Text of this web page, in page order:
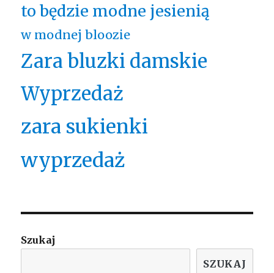
to będzie modne jesienią
w modnej bloozie
Zara bluzki damskie
Wyprzedaż
zara sukienki
wyprzedaż
Szukaj
SZUKAJ